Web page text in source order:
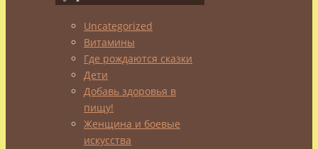
admin
14.03.2015
14.03.2015
и
Красота
Uncategorized
Витамины
Где рождаются сказки
Дети
Добавь здоровья в
пищу!
Женщина и боевые
искусства